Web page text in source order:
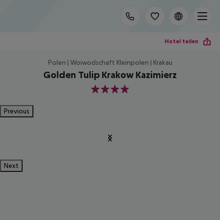
Hotel teilen
Polen | Woiwodschaft Kleinpolen | Krakau
Golden Tulip Krakow Kazimierz
4
Previous
Next